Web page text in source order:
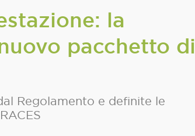
la
pacchetto di
Regolamento e definite le